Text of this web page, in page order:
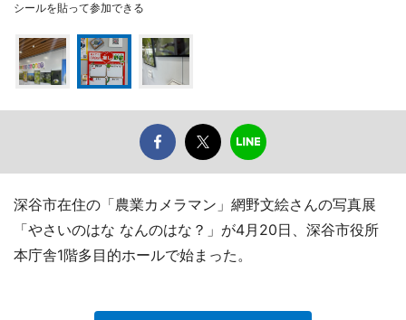
シールを貼って参加できる
深谷市在住の「農業カメラマン」網野文絵さんの写真展
「やさいのはな なんのはな？」が4月20日、深谷市役所
本庁舎1階多目的ホールで始まった。